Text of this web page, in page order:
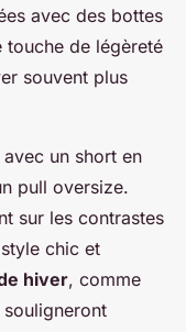
avec des bottes
touche de légèreté
souvent plus
un short en
pull oversize.
sur les contrastes
chic et
hiver, comme